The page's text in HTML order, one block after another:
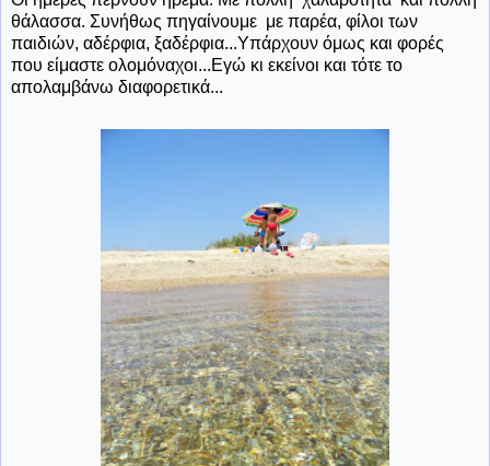
θάλασσα. Συνήθως πηγαίνουμε με παρέα, φίλοι των
παιδιών, αδέρφια, ξαδέρφια...Υπάρχουν όμως και φορές
που είμαστε ολομόναχοι...Εγώ κι εκείνοι και τότε το
απολαμβάνω διαφορετικά...